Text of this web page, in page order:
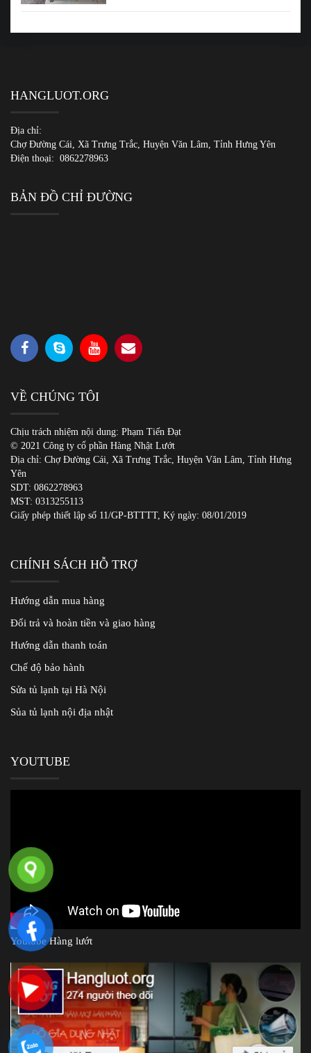
HANGLUOT.ORG
Địa chỉ:
Chợ Đường Cái, Xã Trưng Trắc, Huyện Văn Lâm, Tỉnh Hưng Yên
Điện thoại: 0862278963
BẢN ĐỒ CHỈ ĐƯỜNG
VỀ CHÚNG TÔI
Chịu trách nhiệm nội dung: Phạm Tiến Đạt
© 2021 Công ty cổ phần Hàng Nhật Lướt
Địa chỉ: Chợ Đường Cái, Xã Trưng Trắc, Huyện Văn Lâm, Tỉnh Hưng
Yên
SDT: 0862278963
MST: 0313255113
Giấy phép thiết lập số 11/GP-BTTTT, Ký ngày: 08/01/2019
CHÍNH SÁCH HỖ TRỢ
Hướng dẫn mua hàng
Đổi trả và hoàn tiền và giao hàng
Hướng dẫn thanh toán
Chế độ bảo hành
Sửa tủ lạnh tại Hà Nội
Sủa tủ lạnh nội địa nhật
YOUTUBE
Youtube Hàng lướt